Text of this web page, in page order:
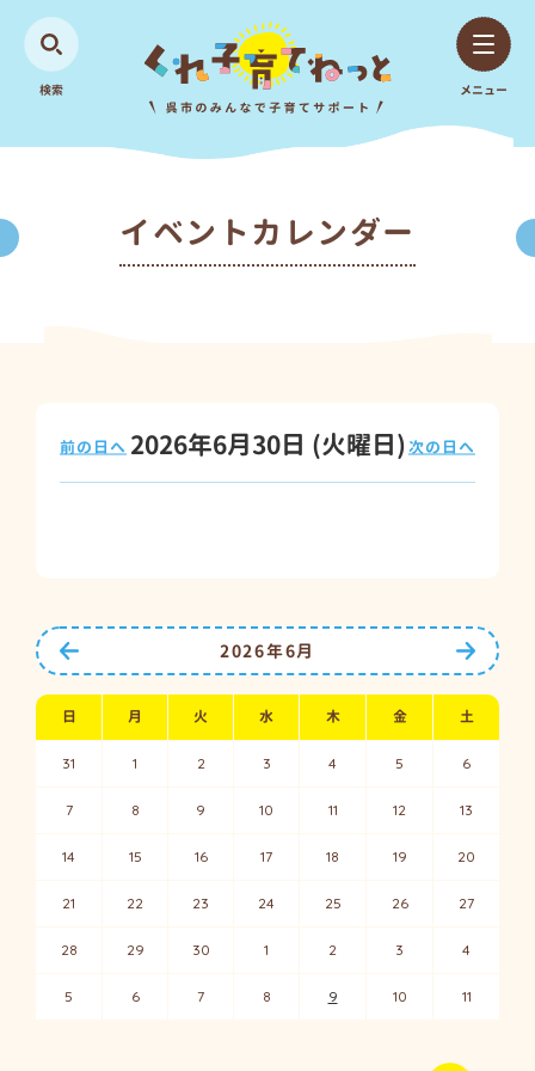
検索 メニュー
イベントカレンダー
2026年6月30日 (火曜日)
前の日へ 次の日へ
次の月
2026年6月
日 月 火 水 木 金 土
31 1 2 3 4 5 6
7 8 9 10 11 12 13
14 15 16 17 18 19 20
21 22 23 24 25 26 27
28 29 30 1 2 3 4
5 6 7 8 9 10 11